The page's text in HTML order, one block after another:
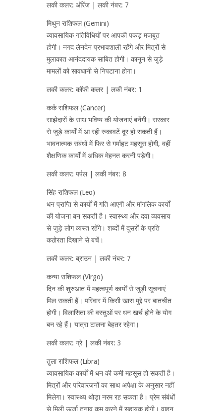
लकी कलर: ऑरेंज | लकी नंबर: 7
मिथुन राशिफल (Gemini)
व्यावसायिक गतिविधियों पर आपकी पकड़ मजबूत
होगी। नगद लेनदेन प्रभावशाली रहेंगे और मित्रों से
मुलाकात आनंददायक साबित होगी। कानून से जुड़े
मामलों को सावधानी से निपटाना होगा।
लकी कलर: कॉफी कलर | लकी नंबर: 1
कर्क राशिफल (Cancer)
साझेदारों के साथ भविष्य की योजनाएं बनेंगी। सरकार
से जुड़े कार्यों में आ रही रुकावटें दूर हो सकती हैं।
भावनात्मक संबंधों में फिर से गर्माहट महसूस होगी, वहीं
शैक्षणिक कार्यों में अधिक मेहनत करनी पड़ेगी।
लकी कलर: पर्पल | लकी नंबर: 8
सिंह राशिफल (Leo)
धन प्राप्ति से कार्यों में गति आएगी और मांगलिक कार्यों
की योजना बन सकती है। स्वास्थ्य और दवा व्यवसाय
से जुड़े लोग व्यस्त रहेंगे। शब्दों में दूसरों के प्रति
कठोरता दिखाने से बचें।
लकी कलर: ब्राउन | लकी नंबर: 7
कन्या राशिफल (Virgo)
दिन की शुरुआत में महत्वपूर्ण कार्यों से जुड़ी सूचनाएं
मिल सकती हैं। परिवार में किसी खास मुद्दे पर बातचीत
होगी। विलासिता की वस्तुओं पर धन खर्च होने के योग
बन रहे हैं। यात्रा टालना बेहतर रहेगा।
लकी कलर: ग्रे | लकी नंबर: 3
तुला राशिफल (Libra)
व्यावसायिक कार्यों में धन की कमी महसूस हो सकती है।
मित्रों और परिवारजनों का साथ अपेक्षा के अनुसार नहीं
मिलेगा। स्वास्थ्य थोड़ा नरम रह सकता है। प्रेम संबंधों
से मिली ऊर्जा तनाव कम करने में सहायक होगी। वाहन